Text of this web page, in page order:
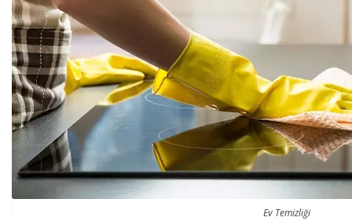
Ev Temizliği